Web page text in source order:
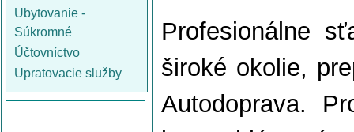
Ubytovanie -
Súkromné
Účtovníctvo
Upratovacie služby
Profesionálne
široké okolie,
Autodoprava.